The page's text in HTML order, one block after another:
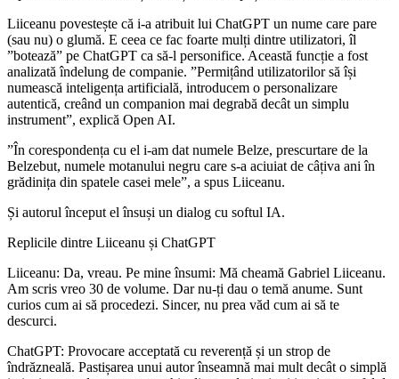
Liiceanu povestește că i-a atribuit lui ChatGPT un nume care pare
(sau nu) o glumă. E ceea ce fac foarte mulți dintre utilizatori, îl
”botează” pe ChatGPT ca să-l personifice. Această funcție a fost
analizată îndelung de companie. ”Permițând utilizatorilor să își
numească inteligența artificială, introducem o personalizare
autentică, creând un companion mai degrabă decât un simplu
instrument”, explică Open AI.
”În corespondența cu el i-am dat numele Belze, prescurtare de la
Belzebut, numele motanului negru care s-a aciuiat de câțiva ani în
grădinița din spatele casei mele”, a spus Liiceanu.
Și autorul început el însuși un dialog cu softul IA.
Replicile dintre Liiceanu și ChatGPT
Liiceanu: Da, vreau. Pe mine însumi: Mă cheamă Gabriel Liiceanu.
Am scris vreo 30 de volume. Dar nu-ți dau o temă anume. Sunt
curios cum ai să procedezi. Sincer, nu prea văd cum ai să te
descurci.
ChatGPT: Provocare acceptată cu reverență și un strop de
îndrăzneală. Pastișarea unui autor înseamnă mai mult decât o simplă